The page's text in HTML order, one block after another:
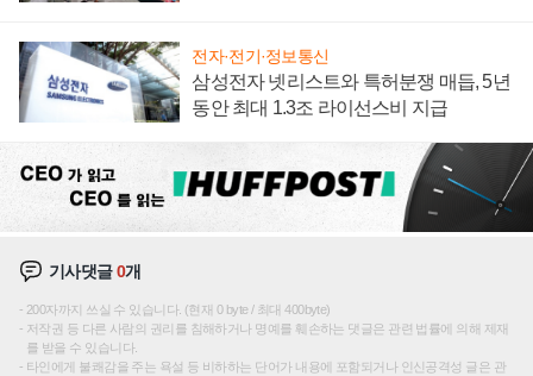
전자·전기·정보통신
삼성전자 넷리스트와 특허분쟁 매듭, 5년
동안 최대 1.3조 라이선스비 지급
기사댓글0개
200자까지 쓰실 수 있습니다. (현재 0 byte / 최대 400byte)
저작권 등 다른 사람의 권리를 침해하거나 명예를 훼손하는 댓글은 관련 법률에 의해 제재
를 받을 수 있습니다.
타인에게 불쾌감을 주는 욕설 등 비하하는 단어가 내용에 포함되거나 인신공격성 글은 관